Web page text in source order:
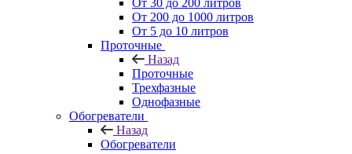
От 30 до 200 литров
От 200 до 1000 литров
От 5 до 10 литров
Проточные
Назад
Проточные
Трехфазные
Однофазные
Обогреватели
Назад
Обогреватели